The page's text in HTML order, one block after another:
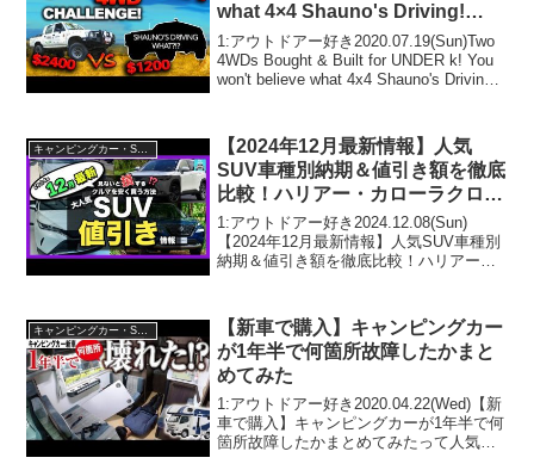
what 4×4 Shauno's Driving!
EPISODE 1
1:アウトドアー好き2020.07.19(Sun)Two
4WDs Bought & Built for UNDER k! You
won't believe what 4x4 Shauno's Driving!
【2024年12月最新情報】人気
SUV車種別納期＆値引き額を徹底
比較！ハリアー・カローラクロ
ス・ZR-V・エクストレイル・フ
ォレスター・ヴェゼル・ヤリスク
ロス・CX-80・CX-60・WR-V他
1:アウトドアー好き2024.12.08(Sun)
【2024年12月最新情報】人気SUV車種別
納期＆値引き額を徹底比較！ハリアー・
ロス・CX-80・CX-60・WR-...
キャンピングカー・SUV人気車種
【新車で購入】キャンピングカー
が1年半で何箇所故障したかまと
めてみた
1:アウトドアー好き2020.04.22(Wed)【新
車で購入】キャンピングカーが1年半で何
箇所故障したかまとめてみたって人気で